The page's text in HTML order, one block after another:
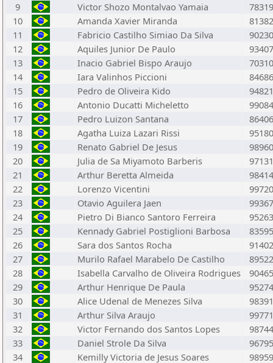
9
Victor Shozo Montalvao Yamaia
78319
10
Amanda Xavier Miranda
81382
11
Fabricio Castilho Simiao Da Silva
90230
12
Aquiles Junior De Paulo
93407
13
Inacio Gabriel Bispo Araujo
70310
14
Iara Valinhos Piccioni
84686
15
Pedro de Oliveira Kido
94821
16
Antonio Ducatti Micheletto
99084
17
Pedro Luizon Santana
86406
18
Agatha Luiza Lazari Rissi
95180
19
Renato Gabriel De Jesus
98960
20
Julia de Sa Miyamoto Barberis
97131
21
Arthur Beretta Almeida
98414
22
Lorenzo Vicentini
99720
23
Otavio Aguilera Jaen
99367
24
Pietro Di Bianco Santoro Ferreira
95263
25
Kennady Gabriel Postiglioni Barbosa
83595
26
Sara dos Santos Rocha
91402
27
Murilo Rafael Marabelo De Castilho
89522
28
Isabella Carvalho de Oliveira Rodrigues
90465
29
Arthur Henrique De Paula
95274
30
Alice Udenal de Menezes Silva
98391
31
Arthur Silva Araujo
99771
32
Victor Fernando dos Santos Lopes
98744
33
Daniel Strole Da Silva
96795
34
Kemilly Victoria de Jesus Soares 98959